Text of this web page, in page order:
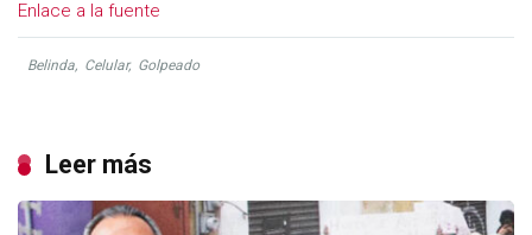
Enlace a la fuente
Belinda, Celular, Golpeado
Leer más